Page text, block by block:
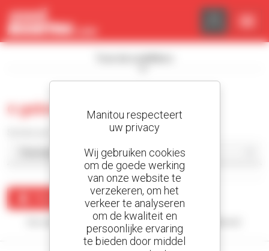
0 gebruikt magazijnmaterieel
Maak een waarschuwing
Uw zoekopdracht heeft geen enkel resultaat opgeleverd.
Cookies beheer paneel
Manitou respecteert
uw privacy
Wij gebruiken cookies
om de goede werking
van onze website te
verzekeren, om het
verkeer te analyseren
om de kwaliteit en
persoonlijke ervaring
te bieden door middel